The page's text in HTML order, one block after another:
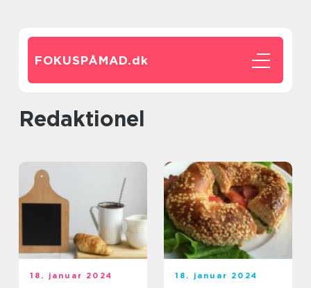
FOKUSPÅMAD.dk
redaktionel
18. januar 2024 18. januar 2024